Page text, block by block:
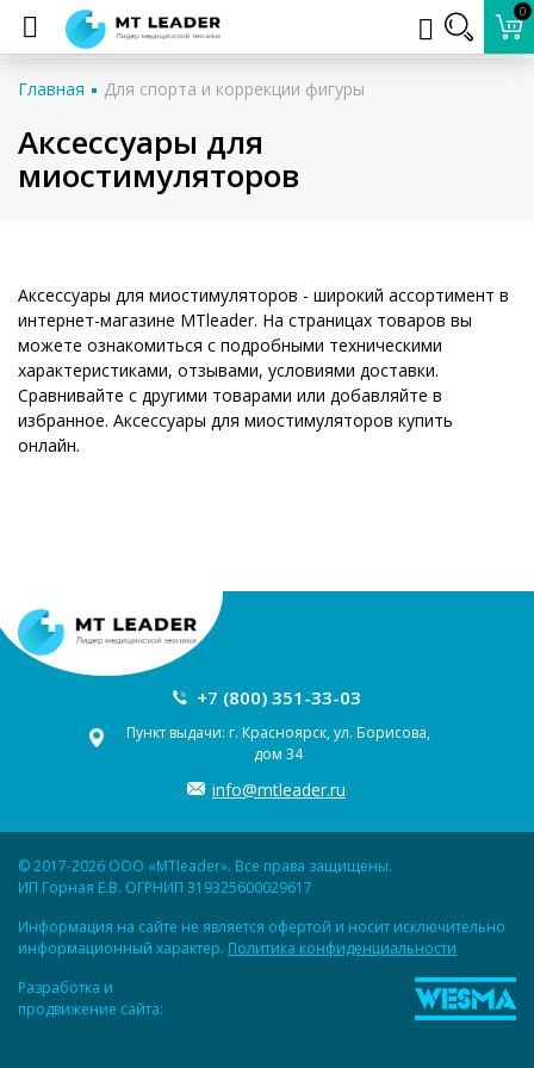
0
Главная Для спорта и коррекции фигуры
Аксессуары для
миостимуляторов
Аксессуары для миостимуляторов - широкий ассортимент в
интернет-магазине MTleader. На страницах товаров вы
можете ознакомиться с подробными техническими
характеристиками, отзывами, условиями доставки.
Сравнивайте с другими товарами или добавляйте в
избранное. Аксессуары для миостимуляторов купить
онлайн.
+7 (800) 351-33-03
Пункт выдачи: г. Красноярск, ул. Борисова,
дом 34
info@mtleader.ru
© 2017-2026 ООО «MTleader». Все права защищены.
ИП Горная Е.В. ОГРНИП 319325600029617
Информация на сайте не является офертой и носит исключительно
информационный характер. Политика конфиденциальности
Разработка и
продвижение сайта: